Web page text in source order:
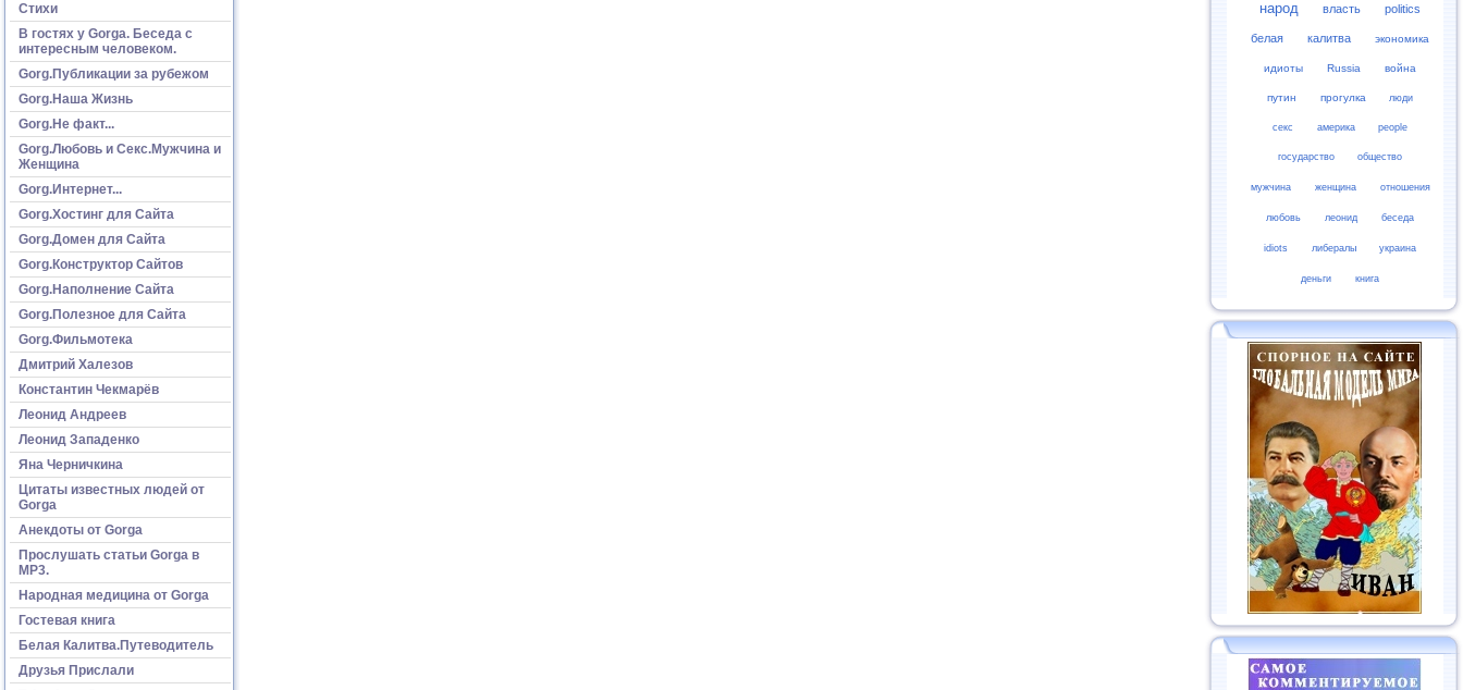
Стихи
В гостях у Gorga. Беседа с
интересным человеком.
Gorg.Публикации за рубежом
Gorg.Наша Жизнь
Gorg.Не факт...
Gorg.Любовь и Секс.Мужчина и
Женщина
Gorg.Интернет...
Gorg.Хостинг для Сайта
Gorg.Домен для Сайта
Gorg.Конструктор Сайтов
Gorg.Наполнение Сайта
Gorg.Полезное для Сайта
Gorg.Фильмотека
Дмитрий Халезов
Константин Чекмарёв
Леонид Андреев
Леонид Западенко
Яна Черничкина
Цитаты известных людей от
Gorga
Анекдоты от Gorga
Прослушать статьи Gorga в
МР3.
Народная медицина от Gorga
Гостевая книга
Белая Калитва.Путеводитель
Друзья Прислали
народ власть politics
белая калитва экономика
идиоты Russia война
путин прогулка люди
секс америка people
государство общество
мужчина женщина отношения
любовь леонид беседа
idiots либералы украина
деньги книга